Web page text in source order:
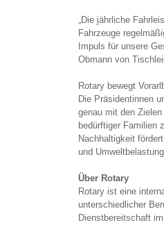
„Die jährliche
Fahrzeuge
Impuls für unsere
Obmann von
Rotary bewegt
Die Präsidentinnen
genau mit den
bedürftiger Familien
Nachhaltigkeit
und
Über Rotary
Rotary ist eine
unterschiedlicher
Dienstbereitschaft